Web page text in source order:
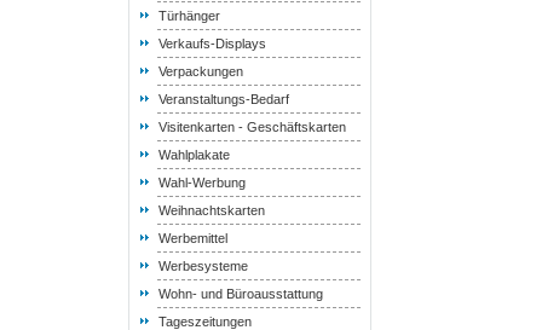
Türhänger
Verkaufs-Displays
Verpackungen
Veranstaltungs-Bedarf
Visitenkarten - Geschäftskarten
Wahlplakate
Wahl-Werbung
Weihnachtskarten
Werbemittel
Werbesysteme
Wohn- und Büroausstattung
Tageszeitungen